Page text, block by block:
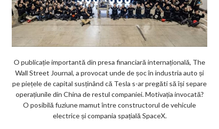
O publicație importantă din presa financiară internațională, The
Wall Street Journal, a provocat unde de șoc în industria auto și
pe piețele de capital susținând că Tesla s-ar pregăti să își separe
operațiunile din China de restul companiei. Motivația invocată?
O posibilă fuziune mamut între constructorul de vehicule
electrice și compania spațială SpaceX.